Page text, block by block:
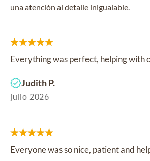
una atención al detalle inigualable.
Everything was perfect, helping with
Judith P.
julio 2026
Everyone was so nice, patient and